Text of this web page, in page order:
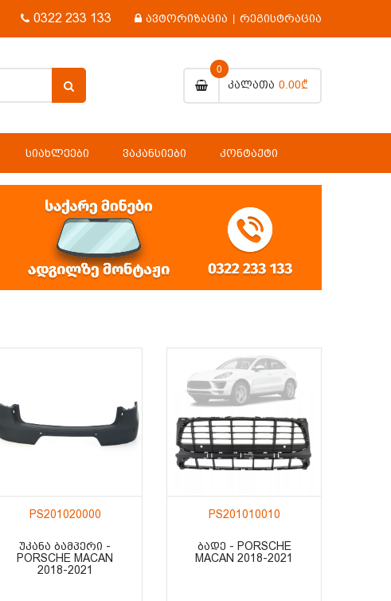
0322 233 133 ავტორიზაცია | რეგისტრაცია
Კალათა
0
0.00₾
ᲡᲘᲐᲮᲚᲔᲔᲑᲘ ᲕᲐᲙᲐᲜᲡᲘᲔᲑᲘ ᲙᲝᲜᲢᲐᲥᲢᲘ
PS201020000
ᲣᲙᲐᲜᲐ ᲑᲐᲛᲞᲔᲠᲘ -
PORSCHE MACAN
2018-2021
PS201010010
ᲑᲐᲓᲔ - PORSCHE
MACAN 2018-2021